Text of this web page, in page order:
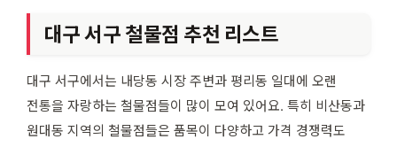
대구 서구 철물점 추천 리스트
대구 서구에서는 내당동 시장 주변과 평리동 일대에 오랜
전통을 자랑하는 철물점들이 많이 모여 있어요. 특히 비산동과
원대동 지역의 철물점들은 품목이 다양하고 가격 경쟁력도